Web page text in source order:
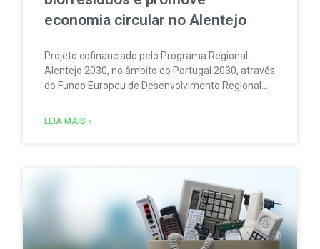
economia circular no Alentejo
Projeto cofinanciado pelo Programa Regional
Alentejo 2030, no âmbito do Portugal 2030, através
do Fundo Europeu de Desenvolvimento Regional
milhões de euros.
LEIA MAIS »